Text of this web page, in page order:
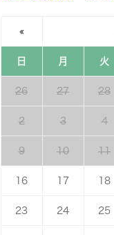
«
日 月 火
26 27 28
2 3 4
9 10 11
16 17 18
23 24 25